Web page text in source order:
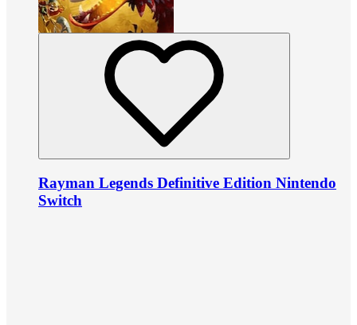
Rayman Legends Definitive Edition Nintendo
Switch